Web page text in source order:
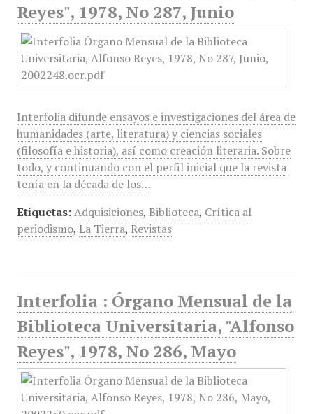
Reyes", 1978, No 287, Junio
Interfolia difunde ensayos e investigaciones del área de
humanidades (arte, literatura) y ciencias sociales
(filosofía e historia), así como creación literaria. Sobre
todo, y continuando con el perfil inicial que la revista
tenía en la década de los…
Etiquetas: Adquisiciones, Biblioteca, Crítica al
periodismo, La Tierra, Revistas
Interfolia : Órgano Mensual de la
Biblioteca Universitaria, "Alfonso
Reyes", 1978, No 286, Mayo